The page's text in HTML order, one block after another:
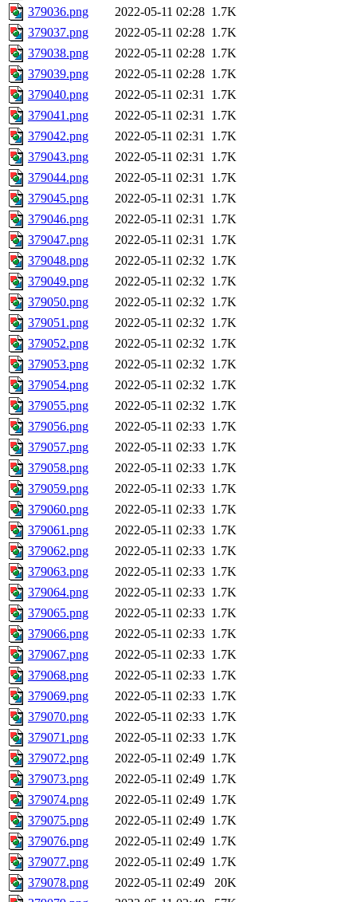
379036.png
2022-05-11 02:28 1.7K
379037.png
2022-05-11 02:28 1.7K
379038.png
2022-05-11 02:28 1.7K
379039.png
2022-05-11 02:28 1.7K
379040.png
2022-05-11 02:31 1.7K
379041.png
2022-05-11 02:31 1.7K
379042.png
2022-05-11 02:31 1.7K
379043.png
2022-05-11 02:31 1.7K
379044.png
2022-05-11 02:31 1.7K
379045.png
2022-05-11 02:31 1.7K
379046.png
2022-05-11 02:31 1.7K
379047.png
2022-05-11 02:31 1.7K
379048.png
2022-05-11 02:32 1.7K
379049.png
2022-05-11 02:32 1.7K
379050.png
2022-05-11 02:32 1.7K
379051.png
2022-05-11 02:32 1.7K
379052.png
2022-05-11 02:32 1.7K
379053.png
2022-05-11 02:32 1.7K
379054.png
2022-05-11 02:32 1.7K
379055.png
2022-05-11 02:32 1.7K
379056.png
2022-05-11 02:33 1.7K
379057.png
2022-05-11 02:33 1.7K
379058.png
2022-05-11 02:33 1.7K
379059.png
2022-05-11 02:33 1.7K
379060.png
2022-05-11 02:33 1.7K
379061.png
2022-05-11 02:33 1.7K
379062.png
2022-05-11 02:33 1.7K
379063.png
2022-05-11 02:33 1.7K
379064.png
2022-05-11 02:33 1.7K
379065.png
2022-05-11 02:33 1.7K
379066.png
2022-05-11 02:33 1.7K
379067.png
2022-05-11 02:33 1.7K
379068.png
2022-05-11 02:33 1.7K
379069.png
2022-05-11 02:33 1.7K
379070.png
2022-05-11 02:33 1.7K
379071.png
2022-05-11 02:33 1.7K
379072.png
2022-05-11 02:49 1.7K
379073.png
2022-05-11 02:49 1.7K
379074.png
2022-05-11 02:49 1.7K
379075.png
2022-05-11 02:49 1.7K
379076.png
2022-05-11 02:49 1.7K
379077.png
2022-05-11 02:49 1.7K
379078.png
2022-05-11 02:49
20K